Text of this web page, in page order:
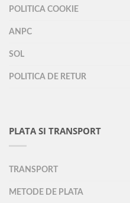
POLITICA COOKIE
ANPC
SOL
POLITICA DE RETUR
PLATA SI TRANSPORT
TRANSPORT
METODE DE PLATA